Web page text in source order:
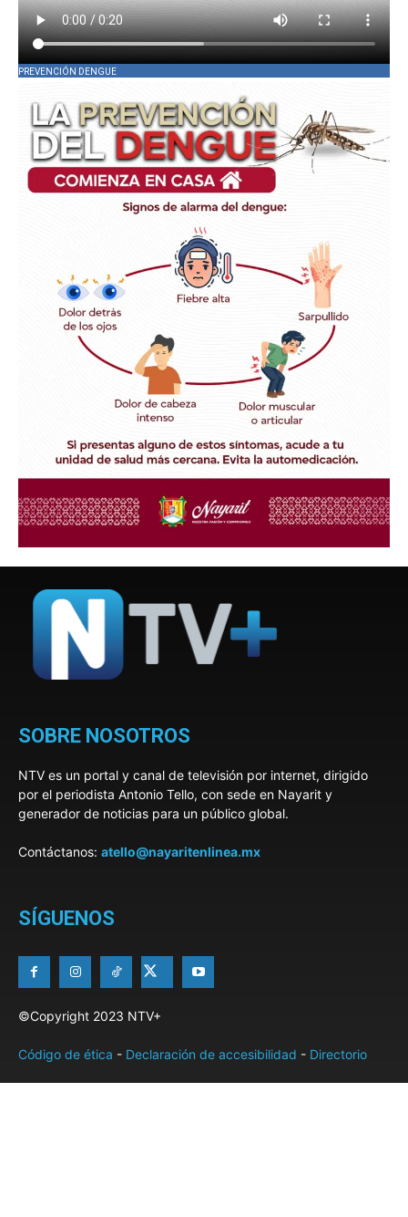
PREVENCIÓN DENGUE
SOBRE NOSOTROS
NTV es un portal y canal de televisión por internet, dirigido
por el periodista Antonio Tello, con sede en Nayarit y
generador de noticias para un público global.
Contáctanos: atello@nayaritenlinea.mx
SÍGUENOS
©Copyright 2023 NTV+
Código de ética - Declaración de accesibilidad - Directorio